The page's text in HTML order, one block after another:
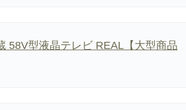
58V型液晶テレビ REAL【大型商品